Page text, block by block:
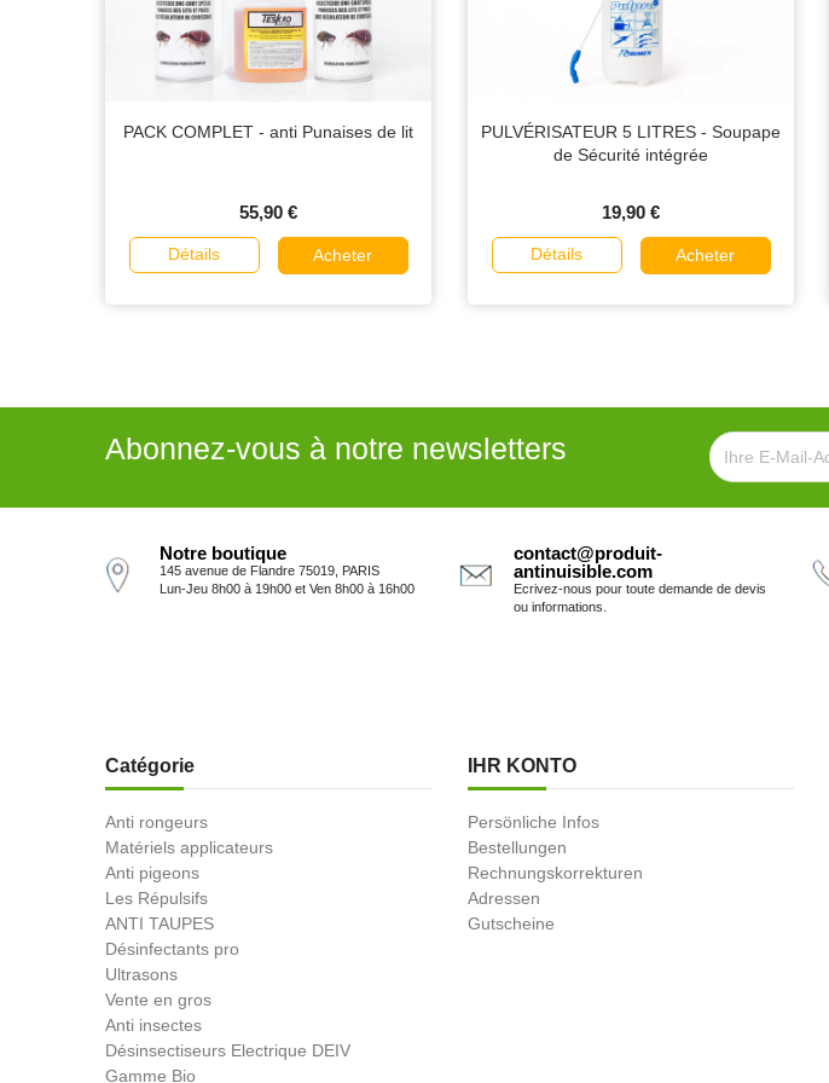
PACK COMPLET - anti Punaises de lit
55,90 €
Détails Acheter
PULVÉRISATEUR 5 LITRES - Soupape
de Sécurité intégrée
19,90 €
Détails Acheter
Abonnez-vous à notre newsletters
Notre boutique
145 avenue de Flandre 75019, PARIS
Lun-Jeu 8h00 à 19h00 et Ven 8h00 à 16h00
contact@produit-
antinuisible.com
Ecrivez-nous pour toute demande de devis
ou informations.
Catégorie
Anti rongeurs
Matériels applicateurs
Anti pigeons
Les Répulsifs
ANTI TAUPES
Désinfectants pro
Ultrasons
Vente en gros
Anti insectes
Désinsectiseurs Electrique DEIV
Gamme Bio
IHR KONTO
Persönliche Infos
Bestellungen
Rechnungskorrekturen
Adressen
Gutscheine